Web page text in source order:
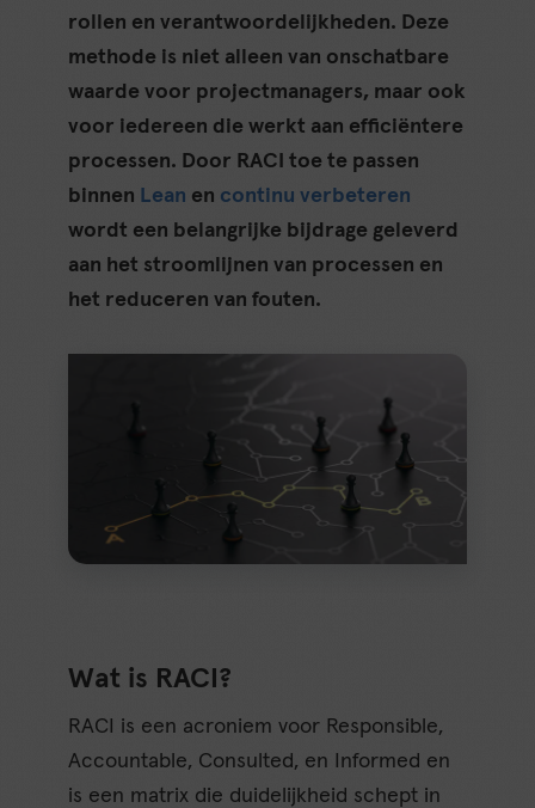
rollen en verantwoordelijkheden. Deze
methode is niet alleen van onschatbare
waarde voor projectmanagers, maar ook
voor iedereen die werkt aan efficiëntere
processen. Door RACI toe te passen
binnen Lean en continu verbeteren
wordt een belangrijke bijdrage geleverd
aan het stroomlijnen van processen en
het reduceren van fouten.
Wat is RACI?
RACI is een acroniem voor Responsible,
Accountable, Consulted, en Informed en
is een matrix die duidelijkheid schept in